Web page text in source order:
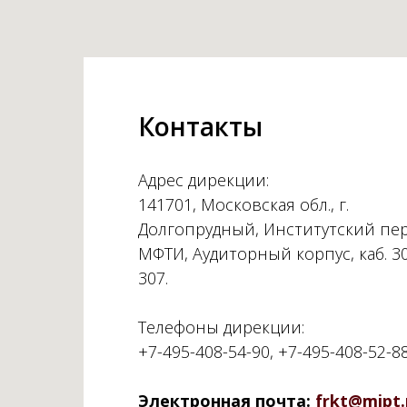
Контакты
Адрес дирекции:
141701, Московская обл., г.
Долгопрудный, Институтский
МФТИ, Аудиторный корпус, каб.
307.
Телефоны дирекции:
+7-495-408-54-90, +7-495-408-52-
Электронная почта: